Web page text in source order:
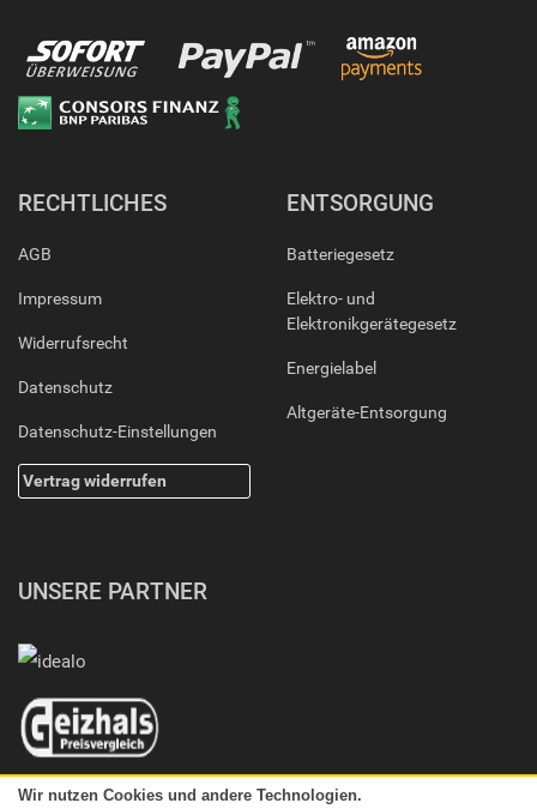
RECHTLICHES
AGB
Impressum
Widerrufsrecht
Datenschutz
Datenschutz-Einstellungen
Vertrag widerrufen
ENTSORGUNG
Batteriegesetz
Elektro- und
Elektronikgerätegesetz
Energielabel
Altgeräte-Entsorgung
UNSERE PARTNER
Wir nutzen Cookies und andere Technologien.